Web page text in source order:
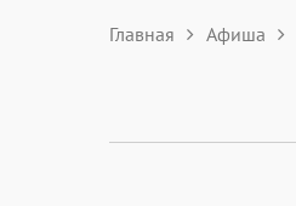
Главная Афиша